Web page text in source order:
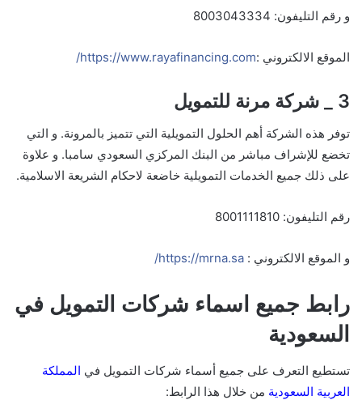
و رقم التليفون: 8003043334
الموقع الالكتروني :https://www.rayafinancing.com/
3 _ شركة مرنة للتمويل
توفر هذه الشركة أهم الحلول التمويلية التي تتميز بالمرونة. و التي
تخضع للإشراف مباشر من البنك المركزي السعودي سامبا. و علاوة
على ذلك جميع الخدمات التمويلية خاضعة لاحكام الشريعة الاسلامية.
رقم التليفون: 8001111810
و الموقع الالكتروني : https://mrna.sa/
رابط جميع اسماء شركات التمويل في
السعودية
تستطيع التعرف على جميع أسماء شركات التمويل في المملكة
العربية السعودية من خلال هذا الرابط: